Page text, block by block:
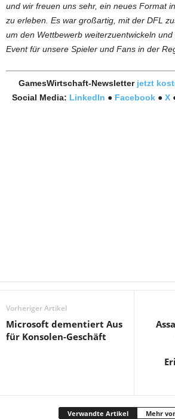
und wir freuen uns sehr, ein neues Format
zu erleben. Es war großartig, mit der DFL
um den Wettbewerb weiterzuentwickeln
Event für unsere Spieler und Fans in der
GamesWirtschaft-Newsletter jetzt
Social Media: LinkedIn ● Facebook ● X
Vorheriger Artikel
Microsoft dementiert Aus
für Konsolen-Geschäft
Verwandte Artikel Mehr